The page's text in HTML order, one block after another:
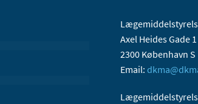
Axel Heides Gade 1
2300 København S
Email: